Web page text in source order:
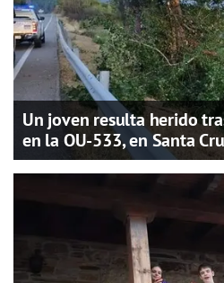
Un joven resulta herido
en la OU-533, en Santa